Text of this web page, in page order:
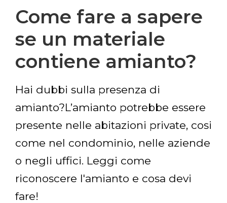
Come fare a sapere
se un materiale
contiene amianto?
Hai dubbi sulla presenza di
amianto?L’amianto potrebbe essere
presente nelle abitazioni private, cosi
come nel condominio, nelle aziende
o negli uffici. Leggi come
riconoscere l'amianto e cosa devi
fare!